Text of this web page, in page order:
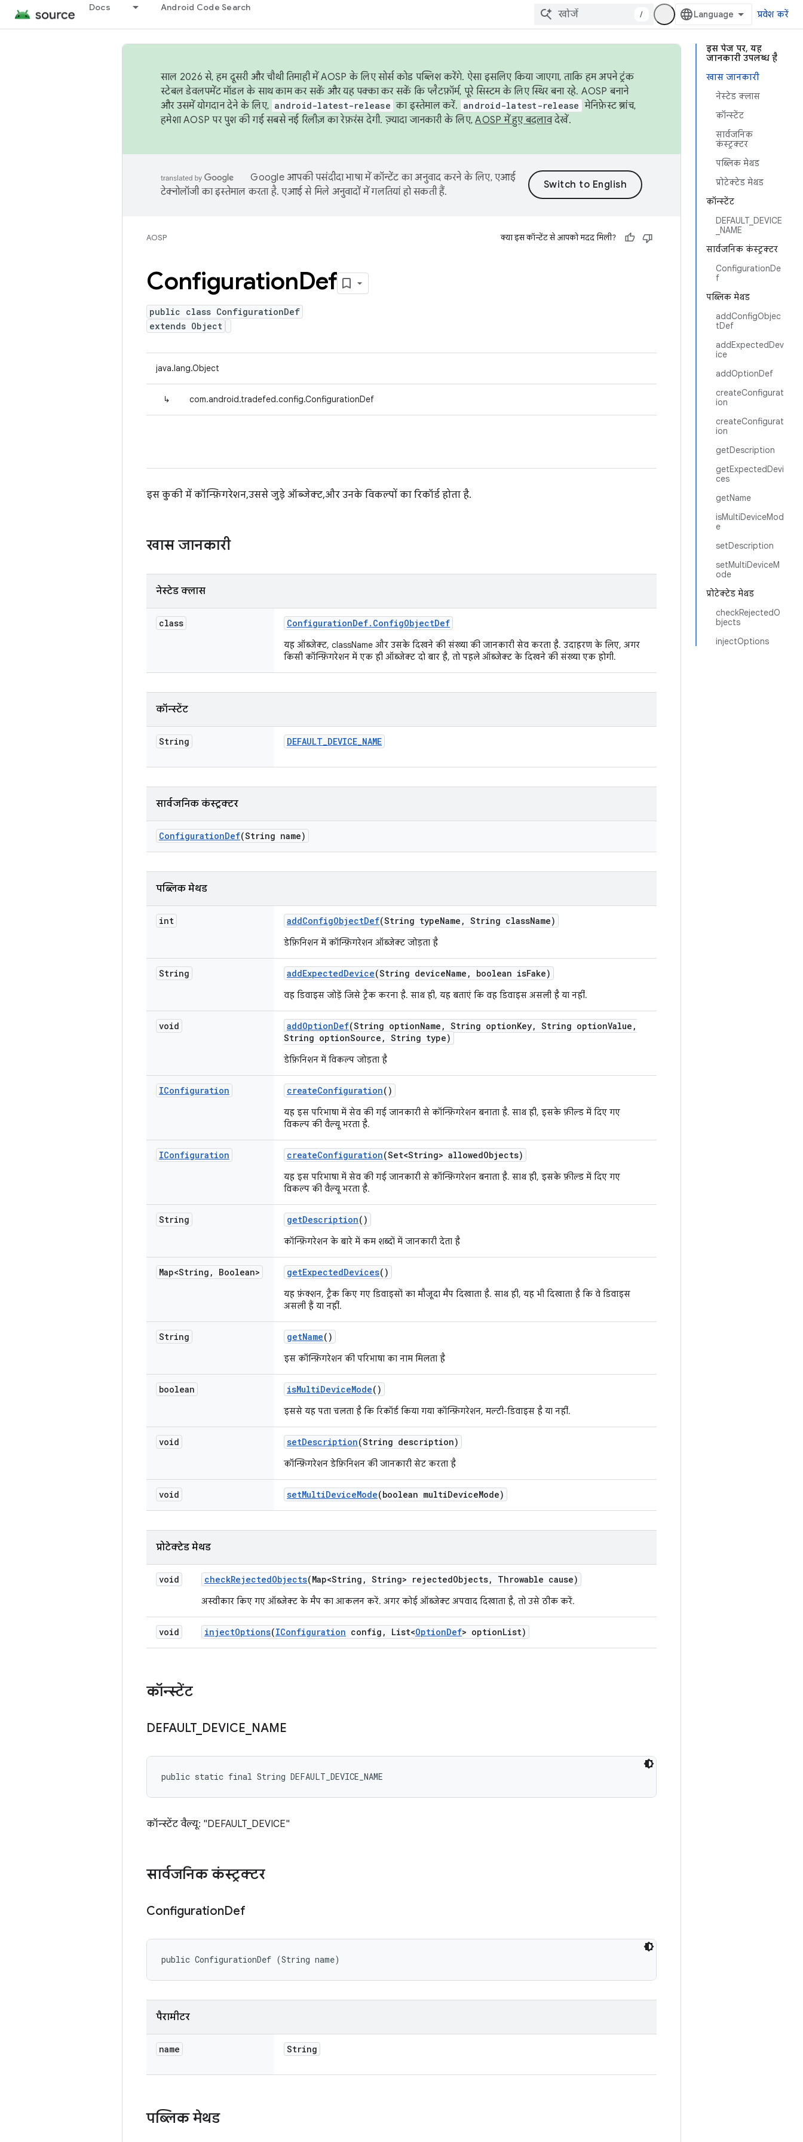
Docs Android Code Search
/ प्रवेश करें
इस पेज पर, यह
जानकारी उपलब्ध है
खास जानकारी
नेस्टेड क्लास
कॉन्स्टेंट
सार्वजनिक
कंस्ट्रक्टर
पब्लिक मेथड
प्रोटेक्टेड मेथड
कॉन्स्टेंट
DEFAULT_DEVICE
_NAME
सार्वजनिक कंस्ट्रक्टर
ConfigurationDe
f
पब्लिक मेथड
addConfigObjec
tDef
addExpectedDev
ice
addOptionDef
createConfigurat
ion
createConfigurat
ion
getDescription
getExpectedDevi
ces
getName
isMultiDeviceMod
e
setDescription
setMultiDeviceM
ode
प्रोटेक्टेड मेथड
checkRejectedO
bjects
injectOptions
साल 2026 से, हम दूसरी और चौथी तिमाही में AOSP के लिए सोर्स कोड पब्लिश करेंगे. ऐसा इसलिए किया जाएगा, ताकि हम अपने ट्रंक
स्टेबल डेवलपमेंट मॉडल के साथ काम कर सकें और यह पक्का कर सकें कि प्लैटफ़ॉर्म, पूरे सिस्टम के लिए स्थिर बना रहे. AOSP बनाने
और उसमें योगदान देने के लिए, android-latest-release का इस्तेमाल करें. android-latest-release मेनिफ़ेस्ट ब्रांच,
हमेशा AOSP पर पुश की गई सबसे नई रिलीज़ का रेफ़रंस देगी. ज़्यादा जानकारी के लिए,AOSP में हुए बदलावदेखें.
Google आपकी पसंदीदा भाषा में कॉन्टेंट का अनुवाद करने के लिए, एआई
टेक्नोलॉजी का इस्तेमाल करता है. एआई से मिले अनुवादों में गलतियां हो सकती हैं.
AOSP क्या इस कॉन्टेंट से आपको मदद मिली?
ConfigurationDef
public class ConfigurationDef
extends Object
java.lang.Object
↳ com.android.tradefed.config.ConfigurationDef
इस कुकी में कॉन्फ़िगरेशन, उससे जुड़े ऑब्जेक्ट, और उनके विकल्पों का रिकॉर्ड होता है.
खास जानकारी
नेस्टेड क्लास
class ConfigurationDef. ConfigObjectDef
यह ऑब्जेक्ट, className और उसके दिखने की संख्या की जानकारी सेव करता है. उदाहरण के लिए, अगर
किसी कॉन्फ़िगरेशन में एक ही ऑब्जेक्ट दो बार है, तो पहले ऑब्जेक्ट के दिखने की संख्या एक होगी.
कॉन्स्टेंट
String DEFAULT_DEVICE_NAME
सार्वजनिक कंस्ट्रक्टर
ConfigurationDef(String name)
पब्लिक मेथड
int addConfigObjectDef(String typeName , String className)
डेफ़िनिशन में कॉन्फ़िगरेशन ऑब्जेक्ट जोड़ता है
String addExpectedDevice(String deviceName , boolean isFake)
वह डिवाइस जोड़ें जिसे ट्रैक करना है. साथ ही, यह बताएं कि वह डिवाइस असली है या नहीं.
void addOptionDef(String optionName , String optionKey, String optionValue ,
String optionSource , String type)
डेफ़िनिशन में विकल्प जोड़ता है
IConfiguration createConfiguration()
यह इस परिभाषा में सेव की गई जानकारी से कॉन्फ़िगरेशन बनाता है. साथ ही, इसके फ़ील्ड में दिए गए
विकल्प की वैल्यू भरता है.
IConfiguration createConfiguration(Set<String> allowedObjects)
यह इस परिभाषा में सेव की गई जानकारी से कॉन्फ़िगरेशन बनाता है. साथ ही, इसके फ़ील्ड में दिए गए
विकल्प की वैल्यू भरता है.
String getDescription()
कॉन्फ़िगरेशन के बारे में कम शब्दों में जानकारी देता है
Map<String , Boolean> getExpectedDevices()
यह फ़ंक्शन, ट्रैक किए गए डिवाइसों का मौजूदा मैप दिखाता है. साथ ही, यह भी दिखाता है कि वे डिवाइस
असली हैं या नहीं.
String getName()
इस कॉन्फ़िगरेशन की परिभाषा का नाम मिलता है
boolean isMultiDeviceMode()
इससे यह पता चलता है कि रिकॉर्ड किया गया कॉन्फ़िगरेशन, मल्टी-डिवाइस है या नहीं.
void setDescription(String description)
कॉन्फ़िगरेशन डेफ़िनिशन की जानकारी सेट करता है
void setMultiDeviceMode(boolean multiDeviceMode)
प्रोटेक्टेड मेथड
void checkRejectedObjects(Map<String , String> rejectedObjects, Throwable cause)
अस्वीकार किए गए ऑब्जेक्ट के मैप का आकलन करें. अगर कोई ऑब्जेक्ट अपवाद दिखाता है, तो उसे ठीक करें.
void injectOptions(IConfiguration config , List<OptionDef> optionList)
कॉन्स्टेंट
DEFAULT_ DEVICE NAME
public static final String DEFAULT_DEVICE_NAME
कॉन्स्टेंट वैल्यू: "DEFAULT_DEVICE"
सार्वजनिक कंस्ट्रक्टर
ConfigurationDef
public ConfigurationDef (String name)
पैरामीटर
name String
पब्लिक मेथड